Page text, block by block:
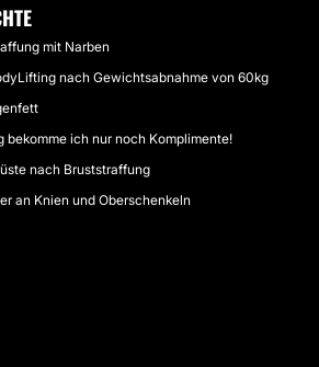
mit Narben
nach Gewichtsabnahme von 60kg
bekomme ich nur noch Komplimente!
nach Bruststraffung
an Knien und Oberschenkeln